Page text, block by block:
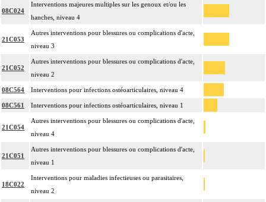
08C024
Interventions majeures multiples sur les genoux et/ou les
hanches, niveau 4
21C053
Autres interventions pour blessures ou complications d'acte,
niveau 3
21C052
Autres interventions pour blessures ou complications d'acte,
niveau 2
08C564 Interventions pour infections ostéoarticulaires, niveau 4
08C561 Interventions pour infections ostéoarticulaires, niveau 1
21C054
Autres interventions pour blessures ou complications d'acte,
niveau 4
21C051
Autres interventions pour blessures ou complications d'acte,
niveau 1
18C022
Interventions pour maladies infectieuses ou parasitaires,
niveau 2